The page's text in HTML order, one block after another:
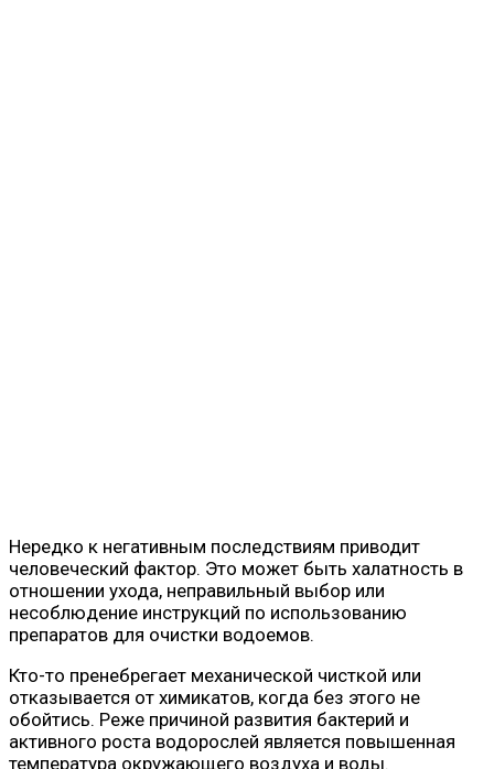
Нередко к негативным последствиям приводит
человеческий фактор. Это может быть халатность в
отношении ухода, неправильный выбор или
несоблюдение инструкций по использованию
препаратов для очистки водоемов.
Кто-то пренебрегает механической чисткой или
отказывается от химикатов, когда без этого не
обойтись. Реже причиной развития бактерий и
активного роста водорослей является повышенная
температура окружающего воздуха и воды.